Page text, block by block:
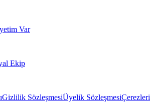
Var
Ekip
Gizlilik SözleşmesiÜyelik Sözleşmesi